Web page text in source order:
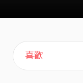
主頁
歌單
喜歡
關於